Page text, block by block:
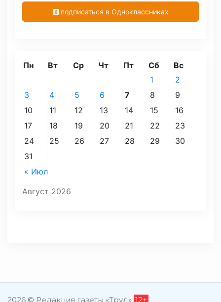
подписаться в Одноклассниках
Август 2026
Пн Вт Ср Чт Пт Сб Вс
« Июл
1
2
3
4 5 6 7 8
9
10
11 12 13 14 15
16
17
18 19 20 21 22
23
24
25 26 27 28 29
30
31
2026 © Редакция газеты «Труд» 12+